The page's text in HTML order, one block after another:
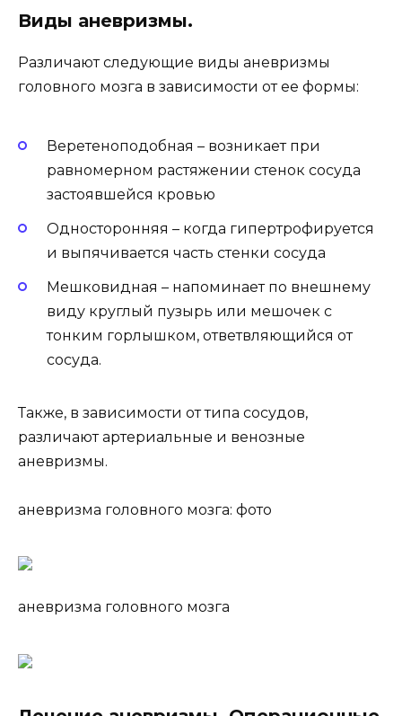
Виды аневризмы.
Различают следующие виды аневризмы
головного мозга в зависимости от ее формы:
Веретеноподобная – возникает при
равномерном растяжении стенок сосуда
застоявшейся кровью
Односторонняя – когда гипертрофируется
и выпячивается часть стенки сосуда
Мешковидная – напоминает по внешнему
виду круглый пузырь или мешочек с
тонким горлышком, ответвляющийся от
сосуда.
Также, в зависимости от типа сосудов,
различают артериальные и венозные
аневризмы.
аневризма головного мозга: фото
аневризма головного мозга